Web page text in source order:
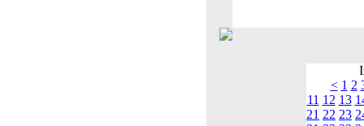
< 1 2
11 12 13
21 22 23